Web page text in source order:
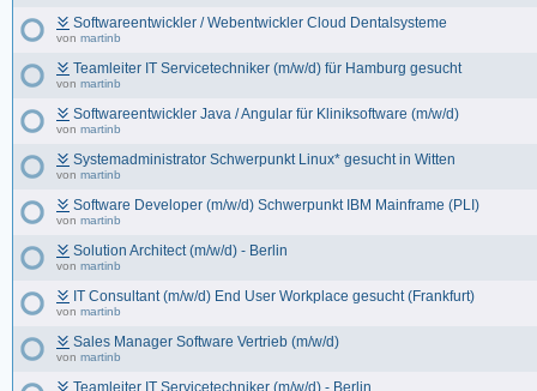
Softwareentwickler / Webentwickler Cloud Dentalsysteme
von martinb
Teamleiter IT Servicetechniker (m/w/d) für Hamburg gesucht
von martinb
Softwareentwickler Java / Angular für Kliniksoftware (m/w/d)
von martinb
Systemadministrator Schwerpunkt Linux* gesucht in Witten
von martinb
Software Developer (m/w/d) Schwerpunkt IBM Mainframe (PLI)
von martinb
Solution Architect (m/w/d) - Berlin
von martinb
IT Consultant (m/w/d) End User Workplace gesucht (Frankfurt)
von martinb
Sales Manager Software Vertrieb (m/w/d)
von martinb
Teamleiter IT Servicetechniker (m/w/d) - Berlin